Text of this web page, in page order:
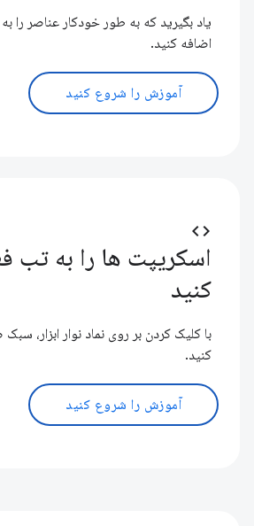
یاد بگیرید که به طور خودکار عناصر
اضافه کنید.
آموزش را شروع کنید
code
اسکریپت ها را به تب
کنید
با کلیک کردن بر روی نماد نوار ابزار،
کنید.
آموزش را شروع کنید